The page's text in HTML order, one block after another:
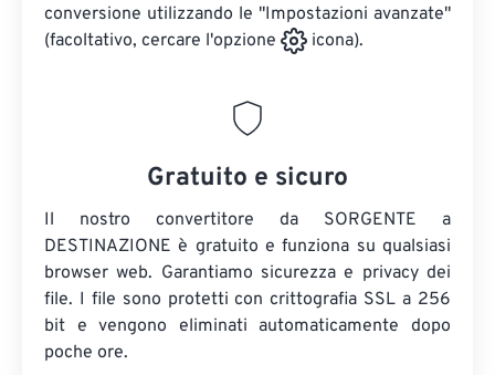
conversione utilizzando le "Impostazioni avanzate"
(facoltativo, cercare l'opzione
icona).
Gratuito e sicuro
Il nostro convertitore da SORGENTE a
DESTINAZIONE è gratuito e funziona su qualsiasi
browser web. Garantiamo sicurezza e privacy dei
file. I file sono protetti con crittografia SSL a 256
bit e vengono eliminati automaticamente dopo
poche ore.